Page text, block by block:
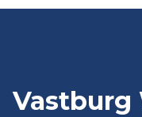
Vastburg